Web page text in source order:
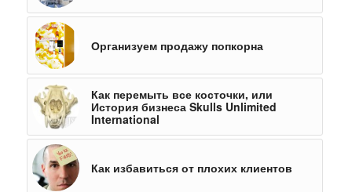
Организуем продажу попкорна
Как перемыть все косточки, или
История бизнеса Skulls Unlimited
International
Как избавиться от плохих клиентов